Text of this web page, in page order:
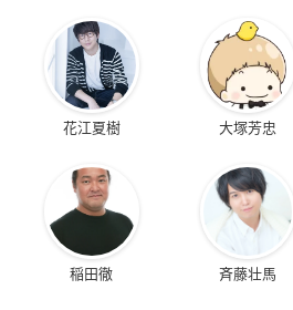
花江夏樹 大塚芳忠
稲田徹 斉藤壮馬